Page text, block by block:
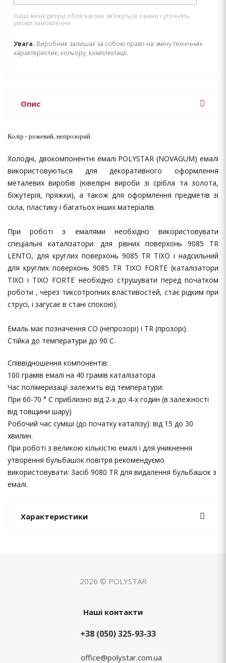
Наші менеджери обов'язково зв'яжуться з вами і уточнять
умови замовлення
Увага. Виробник залишає за собою право на зміну технічних
характеристик, кольору, комплектації.
Опис
Колір - рожевий, непрозорий.
Холодні, двокомпонентні емалі POLYSTAR (NOVAGUM) емалі
використовуються для декоративного оформлення
металевих виробів (ювелірні вироби зі срібла та золота,
біжутерія, пряжки), а також для оформлення предметів зі
скла, пластику і багатьох інших матеріалів.
При роботі з емалями необхідно використовувати
спеціальні каталізатори: для рівних поверхонь 9085 TR
LENTO, для круглих поверхонь 9085 TR TIXO і надсильний
для круглих поверхонь 9085 TR TIXO FORTE (каталізатори
TIXO і TIXO FORTE необхідно струшувати перед початком
роботи , через тиксотропних властивостей, стає рідким при
струсі, і загусає в стані спокою).
Емаль має позначення CO (непрозорі) і TR (прозорі).
Стійка до температури до 90 С.
Співвідношення компонентів:
100 грамів емалі на 40 грамів каталізатора
Час полімеризації залежить від температури:
При 60-70 ° C приблизно від 2-х до 4-х годин (в залежності
від товщини шару)
Робочий час суміші (до початку каталізу): від 15 до 30
хвилин.
При роботі з великою кількістю емалі і для уникнення
утворення бульбашок повітря рекомендуємо
використовувати: Засіб 9080 TR для видалення бульбашок з
емалі.
Характеристики
2026 © POLYSTAR
Наші контакти
+38 (050) 325-93-33
office@polystar.com.ua